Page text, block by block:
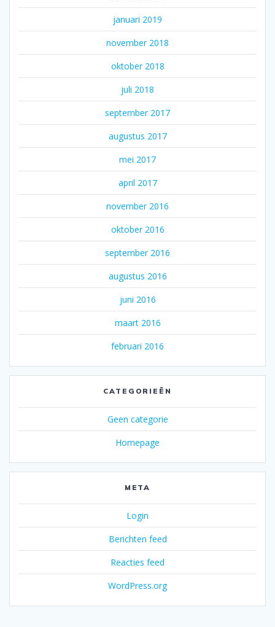
januari 2019
november 2018
oktober 2018
juli 2018
september 2017
augustus 2017
mei 2017
april 2017
november 2016
oktober 2016
september 2016
augustus 2016
juni 2016
maart 2016
februari 2016
CATEGORIEËN
Geen categorie
Homepage
META
Login
Berichten feed
Reacties feed
WordPress.org